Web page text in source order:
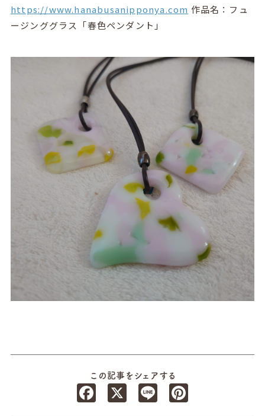
https://www.hanabusanipponya.com 作品名：フュ
ージンググラス「春色ペンダント」
この記事をシェアする
Facebook
Line